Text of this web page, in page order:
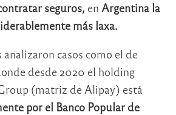
seguros, en Argentina la
más laxa.
analizaron casos como el de
desde 2020 el holding
(matriz de Alipay) está
por el Banco Popular de